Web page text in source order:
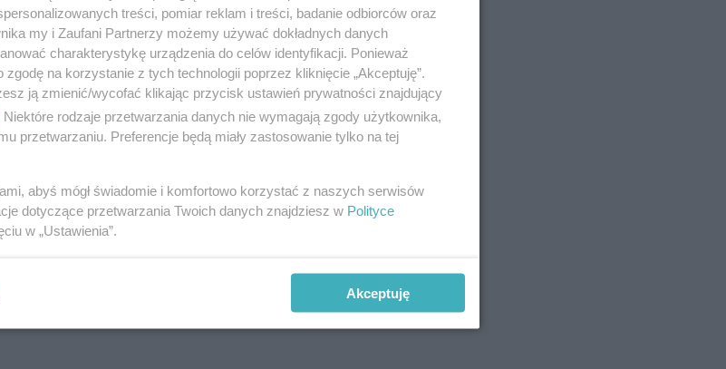
Sejmu Włodzimierz Czarzasty.
poprawiona
jako prywatyzacja szpitali, zostały z
tej ustawie. Nigdy nie było, ale nawet to, co
treści, pomiar reklam i treści, badanie odbiorców oraz
my i Zaufani Partnerzy możemy używać dokładnych danych
charakterystykę urządzenia do celów identyfikacji. Ponieważ
na korzystanie z tych technologii poprzez kliknięcie „Akceptuję”.
ją zmienić/wycofać klikając przycisk ustawień prywatności znajdujący
Niektóre rodzaje przetwarzania danych nie wymagają zgody użytkownika,
przetwarzaniu. Preferencje będą miały zastosowanie tylko na tej
abyś mógł świadomie i komfortowo korzystać z naszych serwisów
dotyczące przetwarzania Twoich danych znajdziesz w Polityce
w „Ustawienia”.
Akceptuję